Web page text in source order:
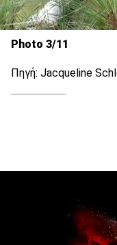
Photo 3/11
Πηγή: Jacqueline